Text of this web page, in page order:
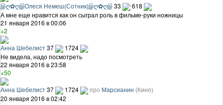
இღ✿ღஇОлеся Немеш(Сотник)இღ✿ღஇ33
618
А мне еще нравится как он сыграл роль в фильме-руки ножницы
21 января 2016 в 00:06
+2
Анна Шебелист37
1724
Не видела, надо посмотреть
22 января 2016 в 23:58
+50
Анна Шебелист37 1724 про Марсианин (Кино)
20 января 2016 в 02:42